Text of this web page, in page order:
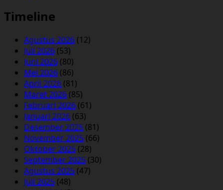
Timeline
Agustus 2026 (12)
Juli 2026 (53)
Juni 2026 (80)
Mei 2026 (86)
April 2026 (81)
Maret 2026 (85)
Februari 2026 (61)
Januari 2026 (63)
Desember 2025 (81)
November 2025 (66)
Oktober 2025 (28)
September 2025 (30)
Agustus 2025 (47)
Juli 2025 (48)